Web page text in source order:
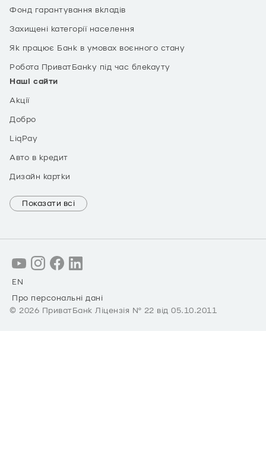
Фонд гарантування вкладів
Захищені категорії населення
Як працює Банк в умовах воєнного стану
Робота ПриватБанку під час блекауту
Наші сайти
Акції
Добро
LiqPay
Авто в кредит
Дизайн картки
Показати всі
EN
Про персональні дані
© 2026 ПриватБанк Ліцензія № 22 від 05.10.2011